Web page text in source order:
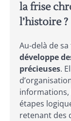
la frise
l’histoire ?
Au-delà de
développe
précieuses.
étapes
retenant des